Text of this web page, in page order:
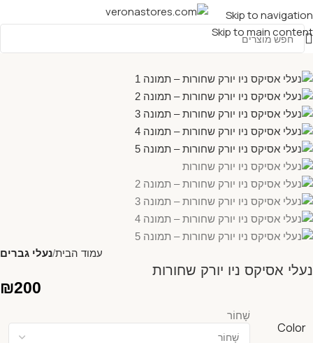
Skip to navigation
Skip to main content
עמוד הבית נעלי גברים
נעלי אסיקס ניו יורק שחורות
₪200
Color
שָׁחוֹר